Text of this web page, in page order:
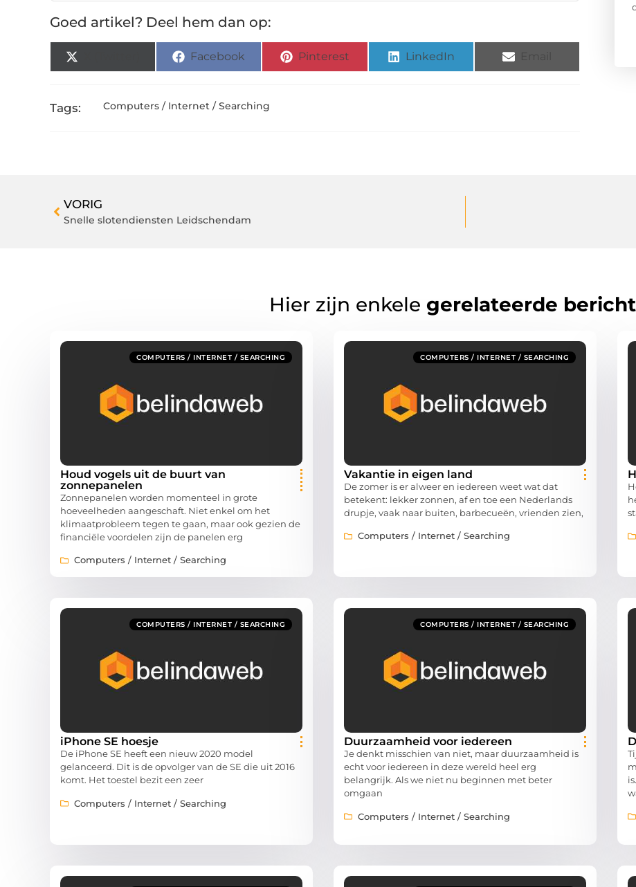
Goed artikel? Deel hem dan op:
Facebook Pinterest LinkedIn
Tags: Computers / Internet / Searching
VORIG
Snelle slotendiensten Leidschendam
Hier zijn enkele gerelateerde
COMPUTERS / INTERNET / SEARCHING
Houd vogels uit de buurt van
zonnepanelen
Zonnepanelen worden momenteel in grote
hoeveelheden aangeschaft. Niet enkel om het
klimaatprobleem tegen te gaan, maar ook gezien de
financiële voordelen zijn de panelen erg
Computers / Internet / Searching
COMPUTERS / INTERNET / SEARCHING
Vakantie in eigen land
De zomer is er alweer en iedereen weet wat dat
betekent: lekker zonnen, af en toe een Nederlands
drupje, vaak naar buiten, barbecueën, vrienden zien,
Computers / Internet / Searching
COMPUTERS / INTERNET / SEARCHING
iPhone SE hoesje
De iPhone SE heeft een nieuw 2020 model
gelanceerd. Dit is de opvolger van de SE die uit 2016
komt. Het toestel bezit een zeer
Computers / Internet / Searching
COMPUTERS / INTERNET / SEARCHING
Duurzaamheid voor iedereen
Je denkt misschien van niet, maar duurzaamheid is
echt voor iedereen in deze wereld heel erg
belangrijk. Als we niet nu beginnen met beter
omgaan
Computers / Internet / Searching